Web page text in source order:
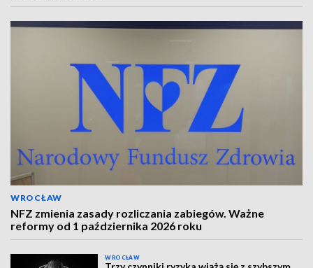
WROCŁAW
NFZ zmienia zasady rozliczania zabiegów. Ważne
reformy od 1 października 2026 roku
WROCŁAW